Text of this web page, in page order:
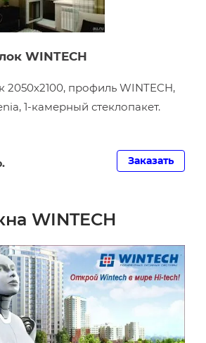
WINTECH
профиль WINTECH,
1-камерный стеклопакет.
Заказать
WINTECH